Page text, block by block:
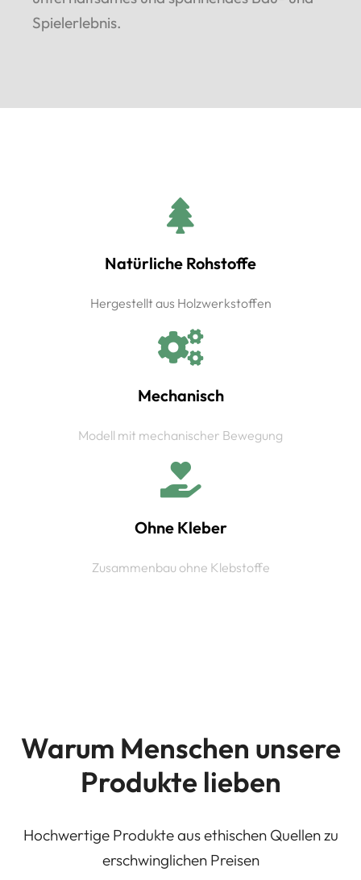
Spielerlebnis.
Natürliche Rohstoffe
Hergestellt aus Holzwerkstoffen
Mechanisch
Modell mit mechanischer Bewegung
Ohne Kleber
Zusammenbau ohne Klebstoffe
Warum Menschen unsere
Produkte lieben
Hochwertige Produkte aus ethischen Quellen zu
erschwinglichen Preisen